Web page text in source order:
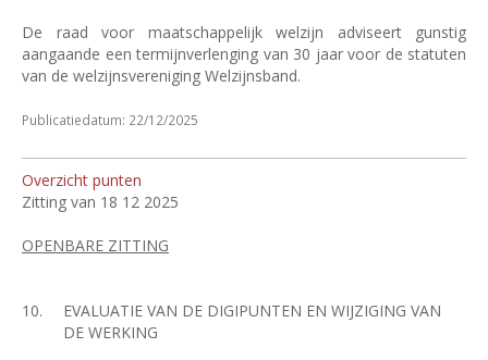
De raad voor maatschappelijk welzijn adviseert gunstig
aangaande een termijnverlenging van 30 jaar voor de statuten
van de welzijnsvereniging Welzijnsband.
Publicatiedatum: 22/12/2025
Overzicht punten
Zitting van 18 12 2025
OPENBARE ZITTING
10.
EVALUATIE VAN DE DIGIPUNTEN EN WIJZIGING VAN
DE WERKING